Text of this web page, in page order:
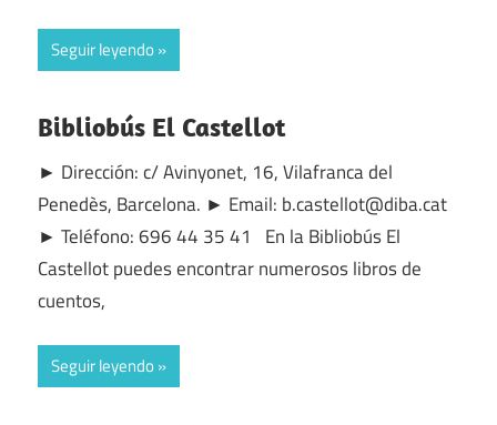
Seguir leyendo
Bibliobús El Castellot
► Dirección: c/ Avinyonet, 16, Vilafranca del
Penedès, Barcelona. ► Email: b.castellot@diba.cat
► Teléfono: 696 44 35 41 En la Bibliobús El
Castellot puedes encontrar numerosos libros de
cuentos,
Seguir leyendo